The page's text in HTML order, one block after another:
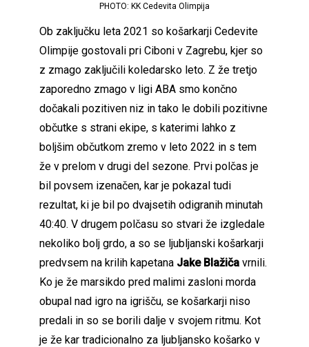
PHOTO: KK Cedevita Olimpija
Ob zaključku leta 2021 so košarkarji Cedevite
Olimpije gostovali pri Ciboni v Zagrebu, kjer so
z zmago zaključili koledarsko leto. Z že tretjo
zaporedno zmago v ligi ABA smo končno
dočakali pozitiven niz in tako le dobili pozitivne
občutke s strani ekipe, s katerimi lahko z
boljšim občutkom zremo v leto 2022 in s tem
že v prelom v drugi del sezone. Prvi polčas je
bil povsem izenačen, kar je pokazal tudi
rezultat, ki je bil po dvajsetih odigranih minutah
40:40. V drugem polčasu so stvari že izgledale
nekoliko bolj grdo, a so se ljubljanski košarkarji
predvsem na krilih kapetana Jake Blažiča vrnili.
Ko je že marsikdo pred malimi zasloni morda
obupal nad igro na igrišču, se košarkarji niso
predali in so se borili dalje v svojem ritmu. Kot
je že kar tradicionalno za ljubljansko košarko v